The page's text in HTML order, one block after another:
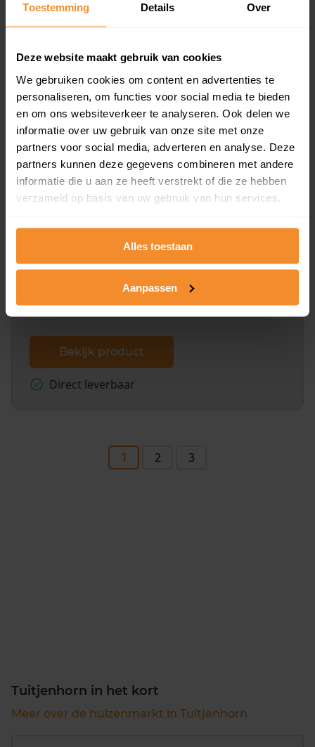
Toestemming Details Over
Deze website maakt gebruik van cookies
We gebruiken cookies om content en advertenties te
personaliseren, om functies voor social media te bieden
en om ons websiteverkeer te analyseren. Ook delen we
informatie over uw gebruik van onze site met onze
partners voor social media, adverteren en analyse. Deze
partners kunnen deze gegevens combineren met andere
informatie die u aan ze heeft verstrekt of die ze hebben
verzameld op basis van uw gebruik van hun services.
Alles toestaan
Aanpassen
en koopdatum) binnen een postcodegebied. Dit
inclusief een jaar lang gratis updates van nieuwe
Bekijk product
Direct leverbaar
Kadastrale kaart pakket
Alleen globale ligging perceel
omliggende percelen met de kadastrale erfgrenzen,
dit inclusief de luchtfoto!
Bekijk product
Direct leverbaar
1 2 3
Tuitjenhorn in het kort
Meer over de huizenmarkt in Tuitjenhorn